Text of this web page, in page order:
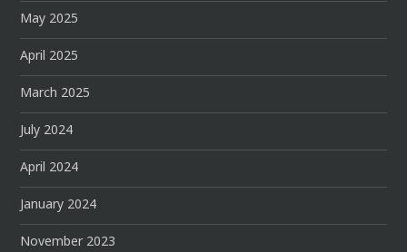
May 2025
April 2025
March 2025
July 2024
April 2024
January 2024
November 2023